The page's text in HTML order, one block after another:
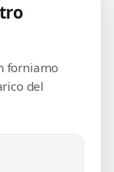
forniamo
del